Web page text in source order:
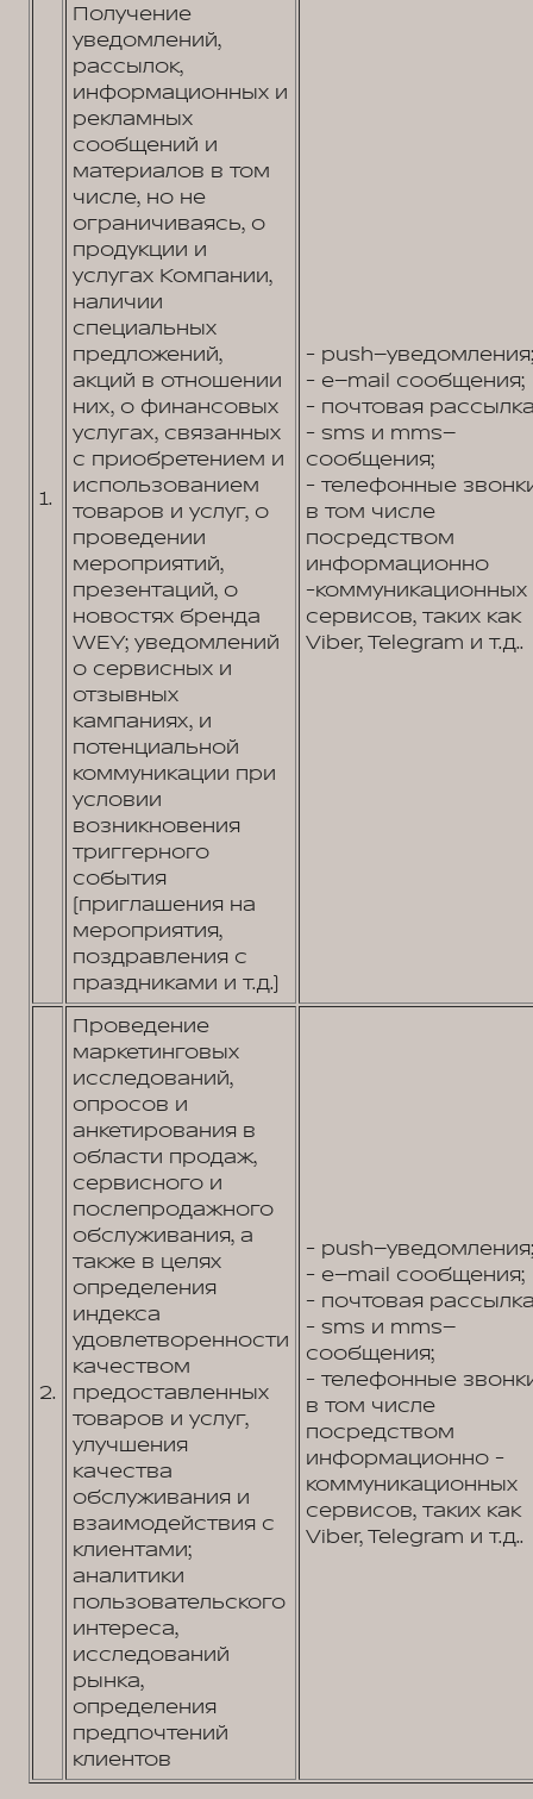
1.
Получение
уведомлений,
рассылок,
информационных и
рекламных
сообщений и
материалов в том
числе, но не
ограничиваясь, о
продукции и
услугах Компании,
наличии
специальных
предложений,
акций в отношении
них, о финансовых
услугах, связанных
с приобретением и
использованием
товаров и услуг, о
проведении
мероприятий,
презентаций, о
новостях бренда
WEY; уведомлений
о сервисных и
отзывных
кампаниях, и
потенциальной
коммуникации при
условии
возникновения
триггерного
события
(приглашения на
мероприятия,
поздравления с
праздниками и т.д.)
- push–уведомления;
- e–mail сообщения;
- почтовая
- sms и mms–
сообщения;
- телефонные
в том числе
посредством
информационно
-коммуникационных
сервисов, таких как
Viber, Telegram и т.д..
2.
Проведение
маркетинговых
исследований,
опросов и
анкетирования в
области продаж,
сервисного и
послепродажного
обслуживания, а
также в целях
определения
индекса
удовлетворенности
качеством
предоставленных
товаров и услуг,
улучшения
качества
обслуживания и
взаимодействия с
клиентами;
аналитики
пользовательского
интереса,
исследований
рынка,
определения
предпочтений
клиентов
- push–уведомления;
- e–mail сообщения;
- почтовая
- sms и mms–
сообщения;
- телефонные
в том числе
посредством
информационно -
коммуникационных
сервисов, таких как
Viber, Telegram и т.д..